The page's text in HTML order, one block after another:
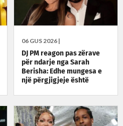
06 GUS 2026 |
DJ PM reagon pas zërave
për ndarje nga Sarah
Berisha: Edhe mungesa e
një përgjigjeje është